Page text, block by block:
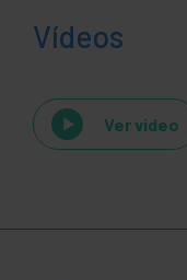
Vídeos
Ver video